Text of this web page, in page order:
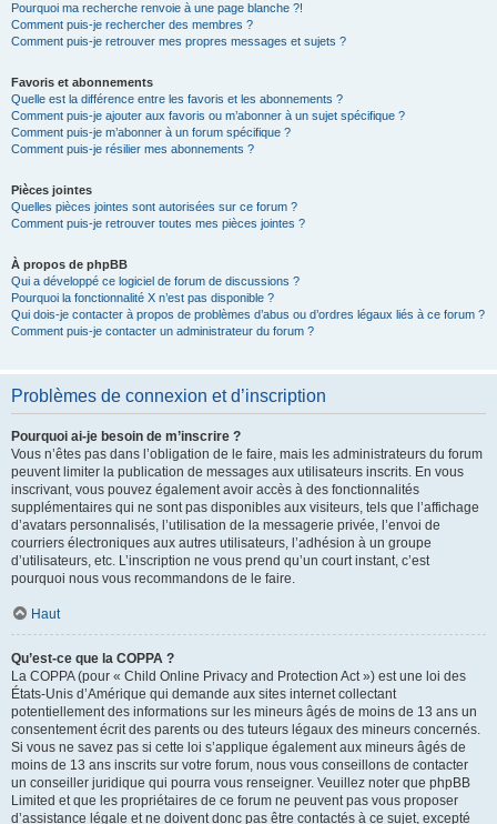
Pourquoi ma recherche renvoie à une page blanche ?!
Comment puis-je rechercher des membres ?
Comment puis-je retrouver mes propres messages et sujets ?
Favoris et abonnements
Quelle est la différence entre les favoris et les abonnements ?
Comment puis-je ajouter aux favoris ou m’abonner à un sujet spécifique ?
Comment puis-je m’abonner à un forum spécifique ?
Comment puis-je résilier mes abonnements ?
Pièces jointes
Quelles pièces jointes sont autorisées sur ce forum ?
Comment puis-je retrouver toutes mes pièces jointes ?
À propos de phpBB
Qui a développé ce logiciel de forum de discussions ?
Pourquoi la fonctionnalité X n’est pas disponible ?
Qui dois-je contacter à propos de problèmes d’abus ou d’ordres légaux liés à ce forum ?
Comment puis-je contacter un administrateur du forum ?
Problèmes de connexion et d’inscription
Pourquoi ai-je besoin de m’inscrire ?
Vous n’êtes pas dans l’obligation de le faire, mais les administrateurs du forum
peuvent limiter la publication de messages aux utilisateurs inscrits. En vous
inscrivant, vous pouvez également avoir accès à des fonctionnalités
supplémentaires qui ne sont pas disponibles aux visiteurs, tels que l’affichage
d’avatars personnalisés, l’utilisation de la messagerie privée, l’envoi de
courriers électroniques aux autres utilisateurs, l’adhésion à un groupe
d’utilisateurs, etc. L’inscription ne vous prend qu’un court instant, c’est
pourquoi nous vous recommandons de le faire.
Haut
Qu’est-ce que la COPPA ?
La COPPA (pour « Child Online Privacy and Protection Act ») est une loi des
États-Unis d’Amérique qui demande aux sites internet collectant
potentiellement des informations sur les mineurs âgés de moins de 13 ans un
consentement écrit des parents ou des tuteurs légaux des mineurs concernés.
Si vous ne savez pas si cette loi s’applique également aux mineurs âgés de
moins de 13 ans inscrits sur votre forum, nous vous conseillons de contacter
un conseiller juridique qui pourra vous renseigner. Veuillez noter que phpBB
Limited et que les propriétaires de ce forum ne peuvent pas vous proposer
d’assistance légale et ne doivent donc pas être contactés à ce sujet, excepté